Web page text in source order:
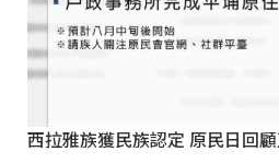
西拉雅族獲民族認定 原民日回